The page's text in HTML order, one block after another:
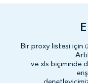
Bir proxy listesi için
ve xls biçiminde